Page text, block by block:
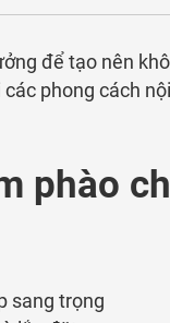
để tạo nên
phong cách
phào
sang trọng